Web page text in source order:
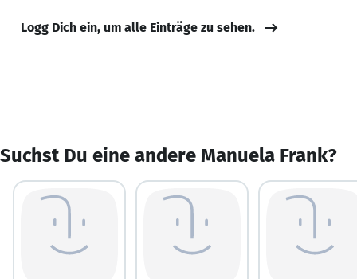
Logg Dich ein, um alle Einträge zu sehen.
Suchst Du eine andere Manuela Frank?